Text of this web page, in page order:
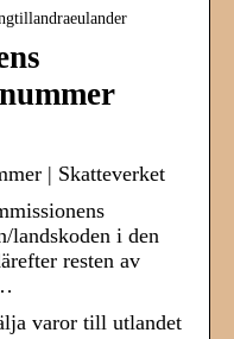
| Skatteverket
landskoden i den
resten av
varor till utlandet